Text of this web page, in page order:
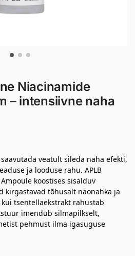
Niacinamide
– intensiivne naha
veatult sileda naha efekti,
ja looduse rahu. APLB
koostises sisalduv
tõhusalt näonahka ja
tsentellaekstrakt rahustab
imendub silmapilkselt,
pehmust ilma igasuguse